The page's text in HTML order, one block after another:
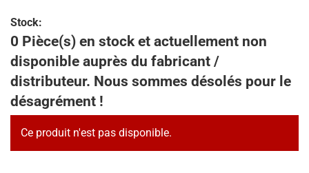
Stock:
0 Pièce(s) en stock et actuellement non
disponible auprès du fabricant /
distributeur. Nous sommes désolés pour le
désagrément !
Ce produit n'est pas disponible.